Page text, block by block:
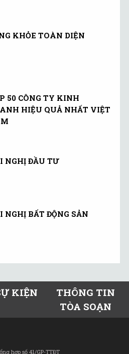
KHỎE TOÀN DIỆN
50 CÔNG TY KINH
HIỆU QUẢ NHẤT VIỆT
NGHỊ ĐẦU TƯ
NGHỊ BẤT ĐỘNG SẢN
KIỆN
THÔNG TIN
TÒA SOẠN
hợp số 41/GP-TTĐT